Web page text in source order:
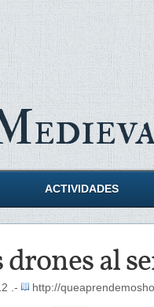
ACTIVIDADES
drones al
.- http://